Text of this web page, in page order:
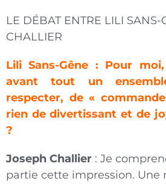
LE DÉBAT ENTRE LILI SANS-
CHALLIER
Lili Sans-Gêne : Pour
avant tout un
respecter, de «
rien de divertissant et de
?
Joseph Challier : Je
partie cette impression. Une